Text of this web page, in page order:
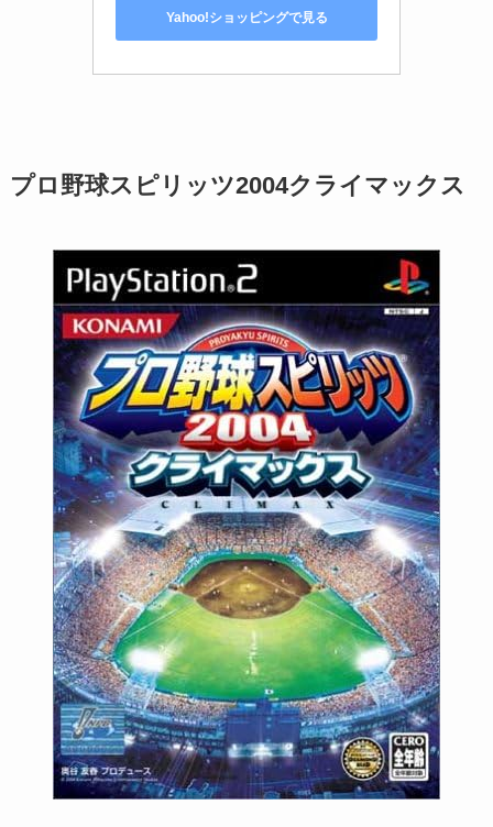
Yahoo!ショッピングで見る
プロ野球スピリッツ2004クライマックス